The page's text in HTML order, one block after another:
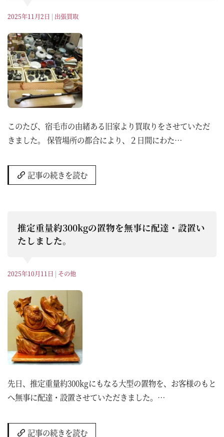
2025年11月2日 | 出張買取
このたび、宿毛市の由緒ある旧家より買取りをさせていただ
きました。 保管場所の都合により、２日間にわた…
記事の続きを読む
推定重量約300kgの置物を無事に配達・設置い
たしました。
2025年10月11日 | その他
先日、推定重量約300kgにもなる大型の置物を、お客様のもと
へ無事に配達・設置させていただきました。…
記事の続きを読む